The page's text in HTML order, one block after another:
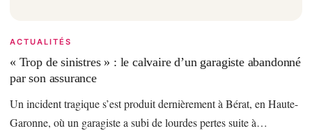
ACTUALITÉS
« Trop de sinistres » : le calvaire d’un garagiste abandonné
par son assurance
Un incident tragique s’est produit dernièrement à Bérat, en Haute-
Garonne, où un garagiste a subi de lourdes pertes suite à…